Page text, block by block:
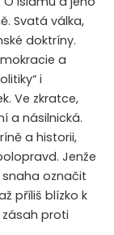
Svatá válka,
doktríny.
a
i
Ve zkratce,
a násilnická.
a historii,
Jenže
označit
příliš blízko k
proti